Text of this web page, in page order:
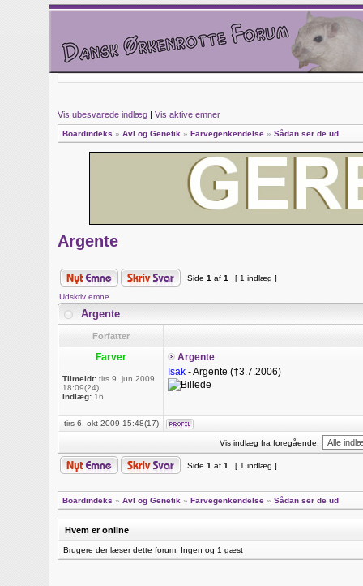
Vis ubesvarede indlæg | Vis aktive emner
Boardindeks » Avl og Genetik » Farvegenkendelse » Sådan ser de ud
Argente
Side 1 af 1 [ 1 indlæg ]
Udskriv emne
Argente
Forfatter
Farver
Tilmeldt: tirs 9. jun 2009
18:09(24)
Indlæg: 16
Argente
Isak - Argente (†3.7.2006)
tirs 6. okt 2009 15:48(17)
Vis indlæg fra foregående:
Side 1 af 1 [ 1 indlæg ]
Boardindeks » Avl og Genetik » Farvegenkendelse » Sådan ser de ud
Hvem er online
Brugere der læser dette forum: Ingen og 1 gæst